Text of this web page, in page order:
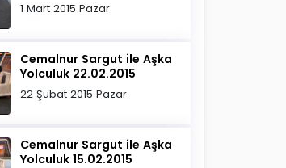
1 Mart 2015 Pazar
Cemalnur Sargut ile Aşka
Yolculuk 22.02.2015
22 Şubat 2015 Pazar
Cemalnur Sargut ile Aşka
Yolculuk 15.02.2015